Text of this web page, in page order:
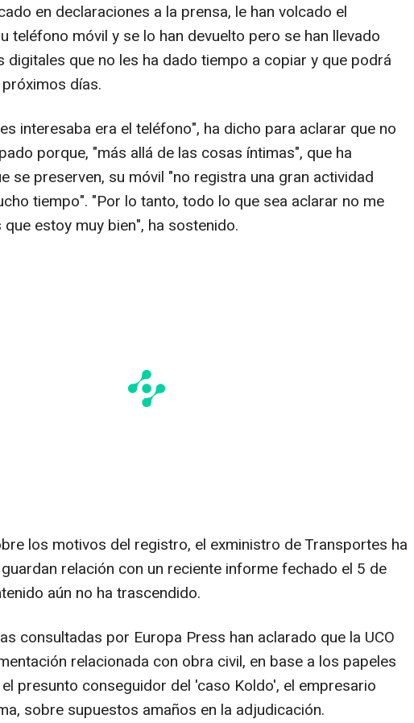
en declaraciones a la prensa, le han volcado el
teléfono móvil y se lo han devuelto pero se han llevado
digitales que no les ha dado tiempo a copiar y que podrá
días.
interesaba era el teléfono", ha dicho para aclarar que no
porque, "más allá de las cosas íntimas", que ha
se preserven, su móvil "no registra una gran actividad
tiempo". "Por lo tanto, todo lo que sea aclarar no me
estoy muy bien", ha sostenido.
los motivos del registro, el exministro de Transportes ha
relación con un reciente informe fechado el 5 de
aún no ha trascendido.
consultadas por Europa Press han aclarado que la UCO
relacionada con obra civil, en base a los papeles
presunto conseguidor del 'caso Koldo', el empresario
sobre supuestos amaños en la adjudicación.